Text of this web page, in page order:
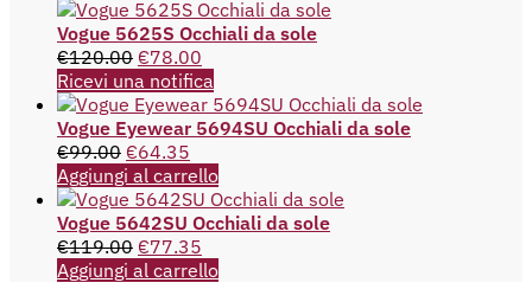
Vogue 5625S Occhiali da sole
€120.00 €78.00
Ricevi una notifica
Vogue Eyewear 5694SU Occhiali da sole
€99.00 €64.35
Aggiungi al carrello
Vogue 5642SU Occhiali da sole
€119.00 €77.35
Aggiungi al carrello